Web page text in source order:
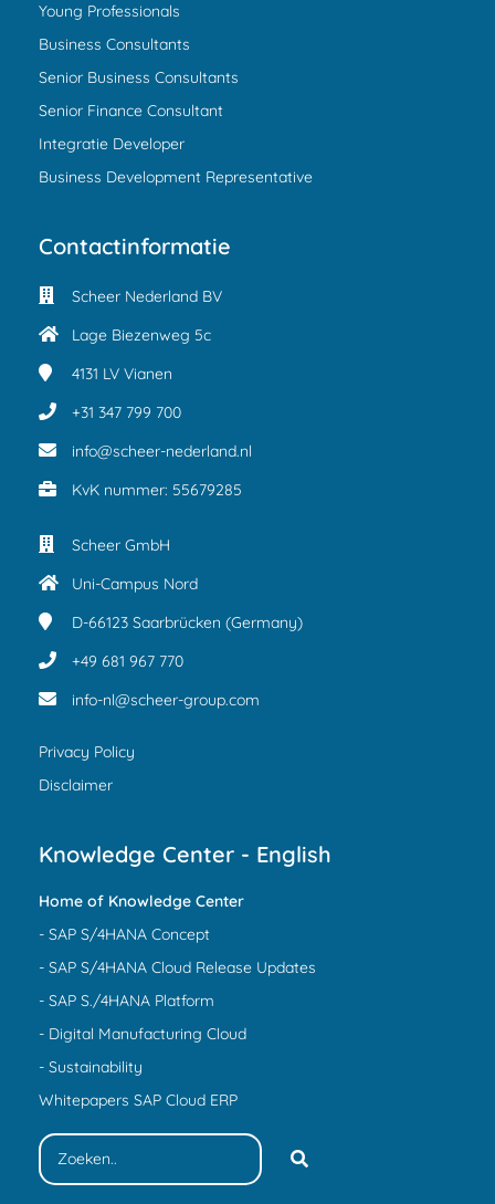
Young Professionals
Business Consultants
Senior Business Consultants
Senior Finance Consultant
Integratie Developer
Business Development Representative
Contactinformatie
Scheer Nederland BV
Lage Biezenweg 5c
4131 LV Vianen
+31 347 799 700
info@scheer-nederland.nl
KvK nummer: 55679285
Scheer GmbH
Uni-Campus Nord
D-66123 Saarbrücken (Germany)
+49 681 967 770
info-nl@scheer-group.com
Privacy Policy
Disclaimer
Knowledge Center - English
Home of Knowledge Center
- SAP S/4HANA Concept
- SAP S/4HANA Cloud Release Updates
- SAP S./4HANA Platform
- Digital Manufacturing Cloud
- Sustainability
Whitepapers SAP Cloud ERP